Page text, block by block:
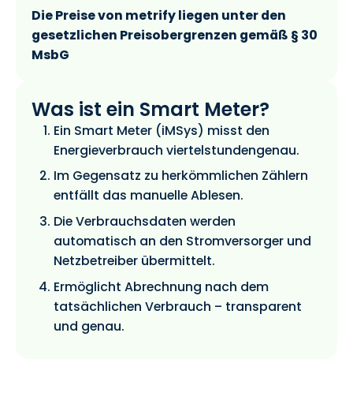
Die Preise von metrify liegen unter den
gesetzlichen Preisobergrenzen gemäß § 30
MsbG
Was ist ein Smart Meter?
Ein Smart Meter (iMSys) misst den
Energieverbrauch viertelstundengenau.
Im Gegensatz zu herkömmlichen Zählern
entfällt das manuelle Ablesen.
Die Verbrauchsdaten werden
automatisch an den Stromversorger und
Netzbetreiber übermittelt.
Ermöglicht Abrechnung nach dem
tatsächlichen Verbrauch – transparent
und genau.